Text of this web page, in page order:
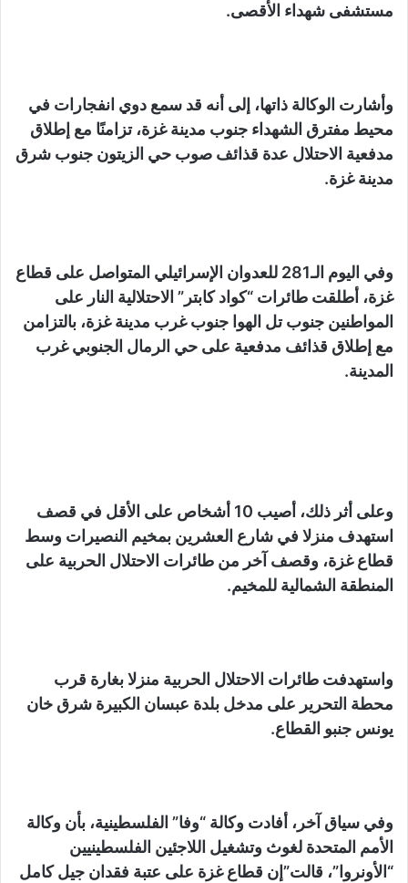
مستشفى شهداء الأقصى.
وأشارت الوكالة ذاتها، إلى أنه قد سمع دوي انفجارات في
محيط مفترق الشهداء جنوب مدينة غزة، تزامنًا مع إطلاق
مدفعية الاحتلال عدة قذائف صوب حي الزيتون جنوب شرق
مدينة غزة.
وفي اليوم الـ281 للعدوان الإسرائيلي المتواصل على قطاع
غزة، أطلقت طائرات “كواد كابتر” الاحتلالية النار على
المواطنين جنوب تل الهوا جنوب غرب مدينة غزة، بالتزامن
مع إطلاق قذائف مدفعية على حي الرمال الجنوبي غرب
المدينة.
وعلى أثر ذلك، أصيب 10 أشخاص على الأقل في قصف
استهدف منزلا في شارع العشرين بمخيم النصيرات وسط
قطاع غزة، وقصف آخر من طائرات الاحتلال الحربية على
المنطقة الشمالية للمخيم.
واستهدفت طائرات الاحتلال الحربية منزلا بغارة قرب
محطة التحرير على مدخل بلدة عبسان الكبيرة شرق خان
يونس جنبو القطاع.
وفي سياق آخر، أفادت وكالة “وفا” الفلسطينية، بأن وكالة
الأمم المتحدة لغوث وتشغيل اللاجئين الفلسطينيين
“الأونروا”، قالت”إن قطاع غزة على عتبة فقدان جيل كامل